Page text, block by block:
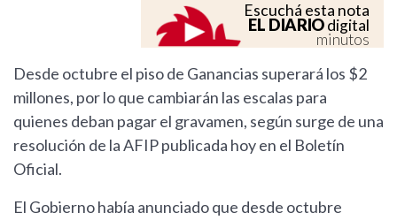
Escuchá esta nota
EL DIARIOdigital
minutos
Desde octubre el piso de Ganancias superará los $2
millones, por lo que cambiarán las escalas para
quienes deban pagar el gravamen, según surge de una
resolución de la AFIP publicada hoy en el Boletín
Oficial.
El Gobierno había anunciado que desde octubre